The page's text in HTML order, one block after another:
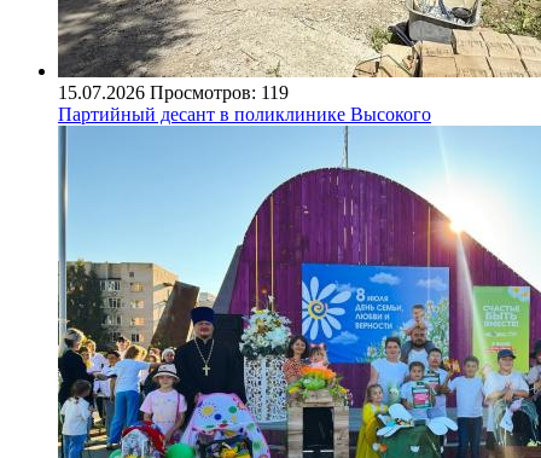
15.07.2026 Просмотров: 119
Партийный десант в поликлинике Высокого